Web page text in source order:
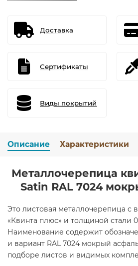
Доставка
Сертификаты
Виды покрытий
Описание Характеристики
Металлочерепица
Satin RAL 7024
Это листовая металлочерепица
«Квинта плюс» и толщиной стали
Наименование содержит
и вариант RAL 7024 мокрый
подборе листов и видимых